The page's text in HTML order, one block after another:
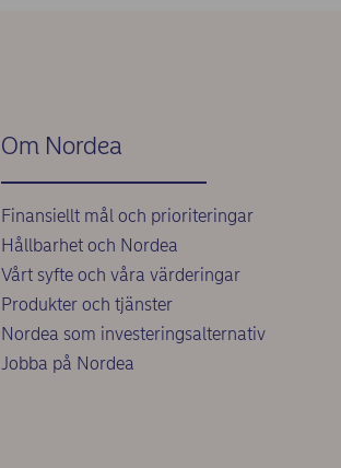
Om Nordea
Finansiellt mål och prioriteringar
Hållbarhet och Nordea
Vårt syfte och våra värderingar
Produkter och tjänster
Nordea som investeringsalternativ
Jobba på Nordea